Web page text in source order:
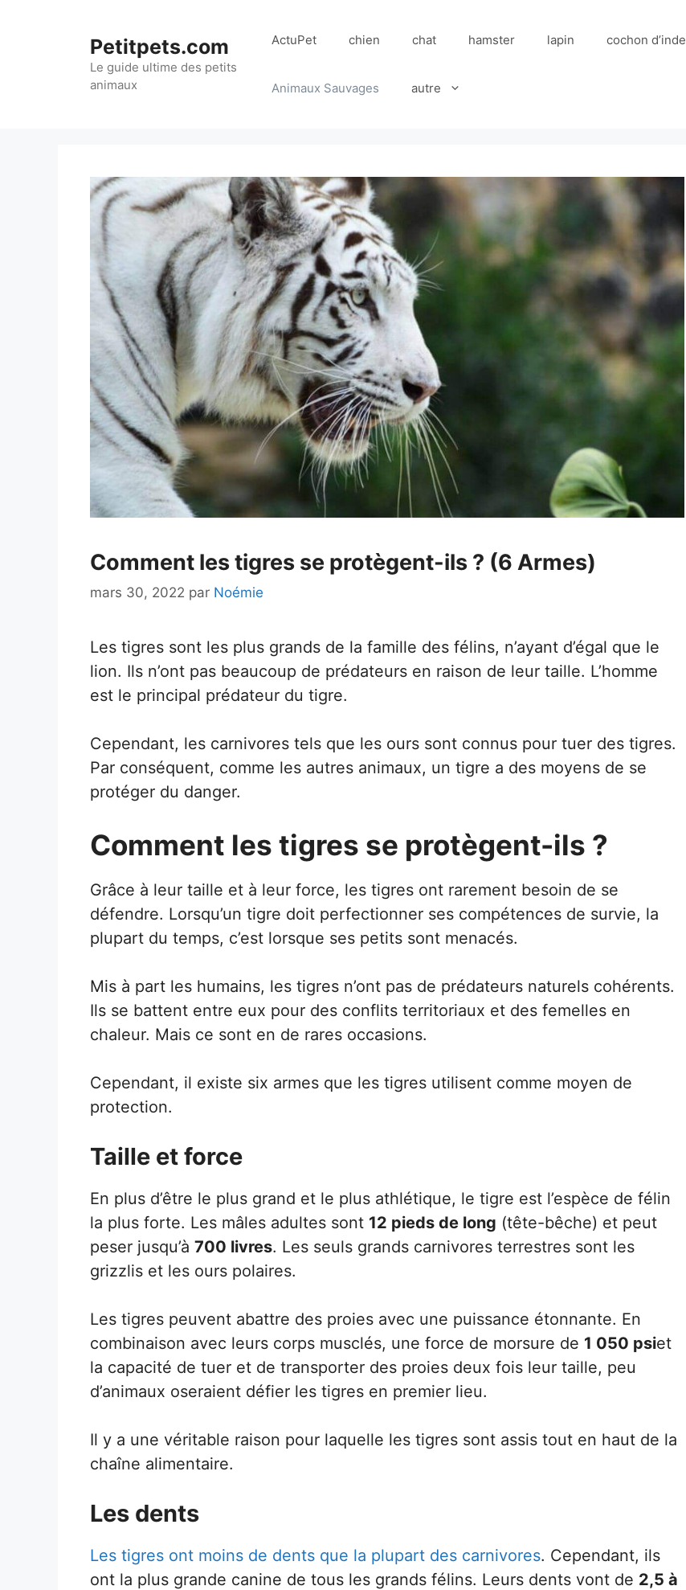
Petitpets.com
Le guide ultime des petits
animaux
ActuPet chien chat hamster lapin cochon d’inde
Animaux Sauvages autre
Comment les tigres se protègent-ils ? (6 Armes)
mars 30, 2022 par Noémie
Les tigres sont les plus grands de la famille des félins, n’ayant d’égal que le
lion. Ils n’ont pas beaucoup de prédateurs en raison de leur taille. L’homme
est le principal prédateur du tigre.
Cependant, les carnivores tels que les ours sont connus pour tuer des tigres.
Par conséquent, comme les autres animaux, un tigre a des moyens de se
protéger du danger.
Comment les tigres se protègent-ils ?
Grâce à leur taille et à leur force, les tigres ont rarement besoin de se
défendre. Lorsqu’un tigre doit perfectionner ses compétences de survie, la
plupart du temps, c’est lorsque ses petits sont menacés.
Mis à part les humains, les tigres n’ont pas de prédateurs naturels cohérents.
Ils se battent entre eux pour des conflits territoriaux et des femelles en
chaleur. Mais ce sont en de rares occasions.
Cependant, il existe six armes que les tigres utilisent comme moyen de
protection.
Taille et force
En plus d’être le plus grand et le plus athlétique, le tigre est l’espèce de félin
la plus forte. Les mâles adultes sont 12 pieds de long (tête-bêche) et peut
peser jusqu’à 700 livres. Les seuls grands carnivores terrestres sont les
grizzlis et les ours polaires.
Les tigres peuvent abattre des proies avec une puissance étonnante. En
combinaison avec leurs corps musclés, une force de morsure de 1 050 psiet
la capacité de tuer et de transporter des proies deux fois leur taille, peu
d’animaux oseraient défier les tigres en premier lieu.
Il y a une véritable raison pour laquelle les tigres sont assis tout en haut de la
chaîne alimentaire.
Les dents
Les tigres ont moins de dents que la plupart des carnivores. Cependant, ils
ont la plus grande canine de tous les grands félins. Leurs dents vont de 2,5 à